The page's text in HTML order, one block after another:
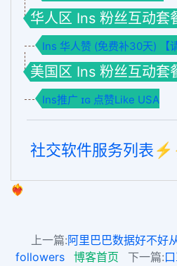
华人区 Ins 粉丝互动套
Ins 华人赞 (免费补30天) 【
美国区 Ins 粉丝互动套
Ins推广 ɪɢ 点赞Like USA
社交软件服务列表
❤️‍🔥
上一篇:阿里巴巴数据好不好
followers
博客首页 下一篇: